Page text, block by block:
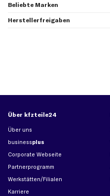
Beliebte Marken
Herstellerfreigaben
Über kfzteile24
Über uns
businessplus
Corporate Webseite
Partnerprogramm
Werkstätten/Filialen
Karriere